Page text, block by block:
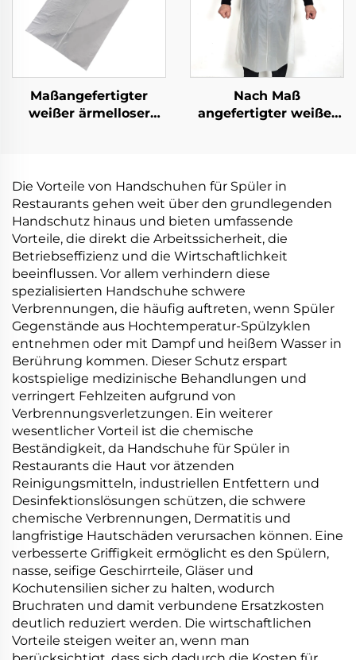
Maßangefertigter
weißer ärmelloser
Nach Maß
angefertigter weißer
Die Vorteile von Handschuhen für Spüler in
Restaurants gehen weit über den grundlegenden
Handschutz hinaus und bieten umfassende
Vorteile, die direkt die Arbeitssicherheit, die
Betriebseffizienz und die Wirtschaftlichkeit
beeinflussen. Vor allem verhindern diese
spezialisierten Handschuhe schwere
Verbrennungen, die häufig auftreten, wenn Spüler
Gegenstände aus Hochtemperatur-Spülzyklen
entnehmen oder mit Dampf und heißem Wasser in
Berührung kommen. Dieser Schutz erspart
kostspielige medizinische Behandlungen und
verringert Fehlzeiten aufgrund von
Verbrennungsverletzungen. Ein weiterer
wesentlicher Vorteil ist die chemische
Beständigkeit, da Handschuhe für Spüler in
Restaurants die Haut vor ätzenden
Reinigungsmitteln, industriellen Entfettern und
Desinfektionslösungen schützen, die schwere
chemische Verbrennungen, Dermatitis und
langfristige Hautschäden verursachen können. Eine
verbesserte Griffigkeit ermöglicht es den Spülern,
nasse, seifige Geschirrteile, Gläser und
Kochutensilien sicher zu halten, wodurch
Bruchraten und damit verbundene Ersatzkosten
deutlich reduziert werden. Die wirtschaftlichen
Vorteile steigen weiter an, wenn man